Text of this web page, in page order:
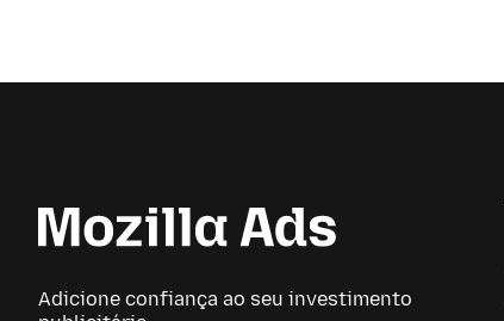
Adicione confiança ao seu investimento